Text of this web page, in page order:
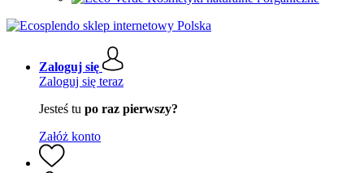
Zaloguj się
Zaloguj się teraz
Jesteś tu po raz pierwszy?
Załóż konto